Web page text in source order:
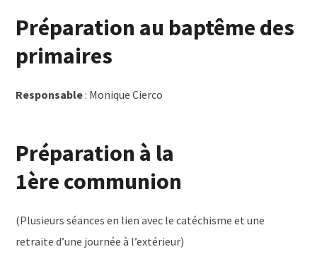
Préparation au baptême des
primaires
Responsable: Monique Cierco
Préparation à la
1ère communion
(Plusieurs séances en lien avec le catéchisme et une
retraite d’une journée à l’extérieur)